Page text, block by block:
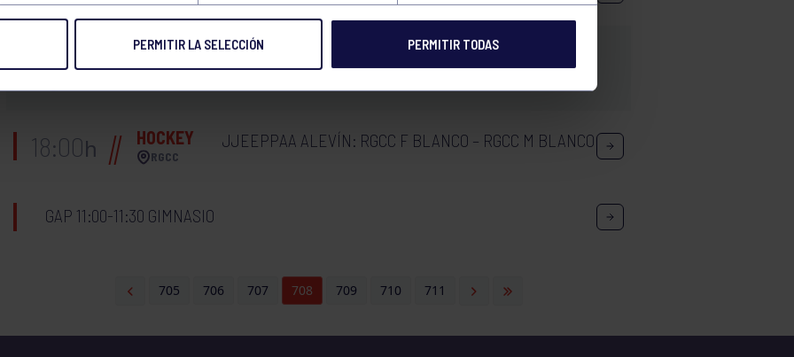
PERMITIR LA SELECCIÓN PERMITIR TODAS
29
18:00h HOCKEY
RGCC
JJEEPPAA ALEVÍN: RGCC F BLANCO – RGCC M BLANCO
GAP 11:00-11:30 GIMNASIO
705 706 707 708 709 710 711